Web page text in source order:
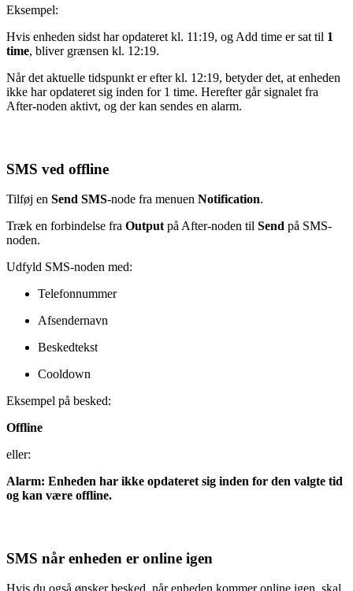
Eksempel:
Hvis enheden sidst har opdateret kl. 11:19, og Add time er sat til 1
time, bliver grænsen kl. 12:19.
Når det aktuelle tidspunkt er efter kl. 12:19, betyder det, at enheden
ikke har opdateret sig inden for 1 time. Herefter går signalet fra
After-noden aktivt, og der kan sendes en alarm.
SMS ved offline
Tilføj en Send SMS-node fra menuen Notification.
Træk en forbindelse fra Output på After-noden til Send på SMS-
noden.
Udfyld SMS-noden med:
Telefonnummer
Afsendernavn
Beskedtekst
Cooldown
Eksempel på besked:
Offline
eller:
Alarm: Enheden har ikke opdateret sig inden for den valgte tid
og kan være offline.
SMS når enheden er online igen